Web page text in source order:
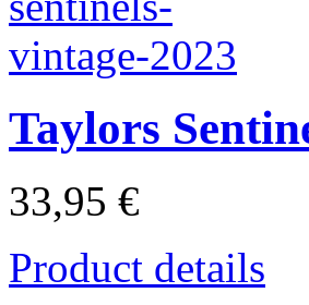
Taylors
33,95 €
Product details